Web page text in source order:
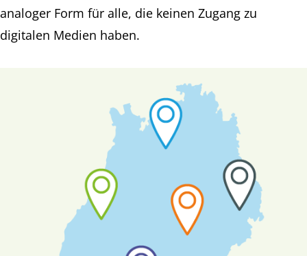
analoger Form für alle, die keinen Zugang zu
digitalen Medien haben.